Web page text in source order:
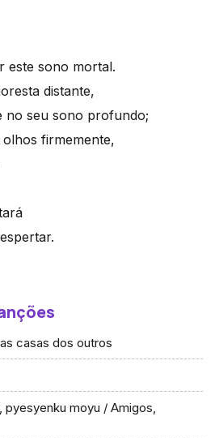
este sono mortal.
distante,
no seu sono profundo;
firmemente,
casas dos outros
pyesyenku moyu / Amigos,